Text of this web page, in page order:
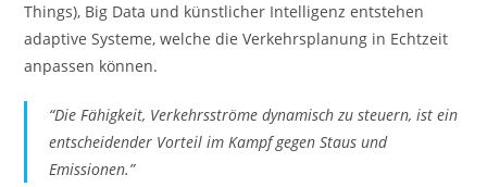
Things), Big Data und künstlicher Intelligenz entstehen
adaptive Systeme, welche die Verkehrsplanung in Echtzeit
anpassen können.
“Die Fähigkeit, Verkehrsströme dynamisch zu steuern, ist ein
entscheidender Vorteil im Kampf gegen Staus und
Emissionen.”